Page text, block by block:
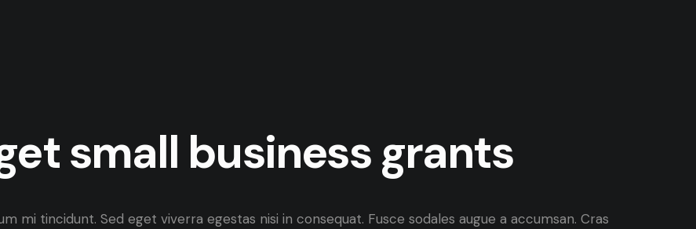
small business grants
mi tincidunt. Sed eget viverra egestas nisi in consequat. Fusce sodales augue a accumsan. Cras